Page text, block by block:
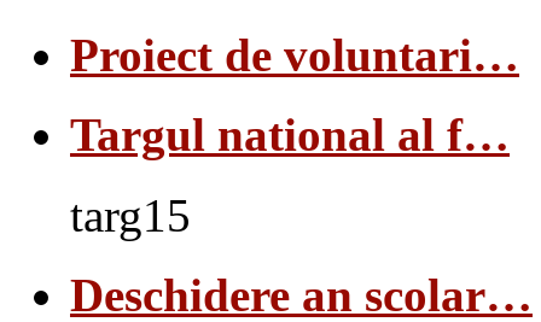
Proiect de voluntari…
Targul national al f…
targ15
Deschidere an scolar…